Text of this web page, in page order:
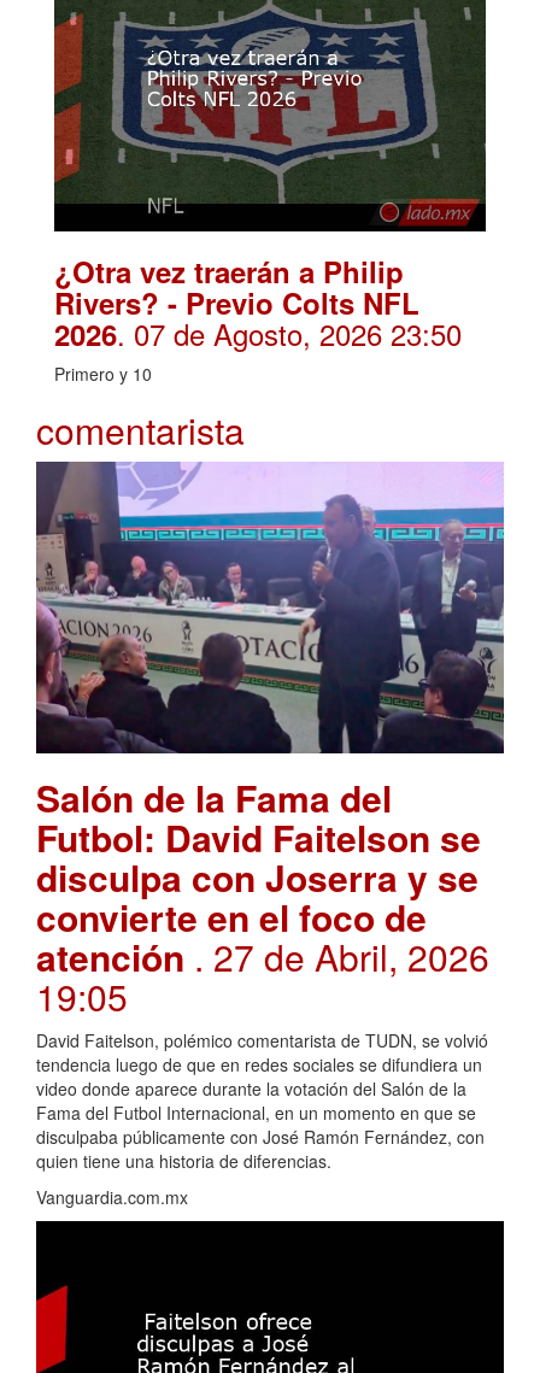
¿Otra vez traerán a Philip
Rivers? - Previo Colts NFL
2026. 07 de Agosto, 2026 23:50
Primero y 10
comentarista
Salón de la Fama del
Futbol: David Faitelson se
disculpa con Joserra y se
convierte en el foco de
atención . 27 de Abril, 2026
19:05
David Faitelson, polémico comentarista de TUDN, se volvió
tendencia luego de que en redes sociales se difundiera un
video donde aparece durante la votación del Salón de la
Fama del Futbol Internacional, en un momento en que se
disculpaba públicamente con José Ramón Fernández, con
quien tiene una historia de diferencias.
Vanguardia.com.mx